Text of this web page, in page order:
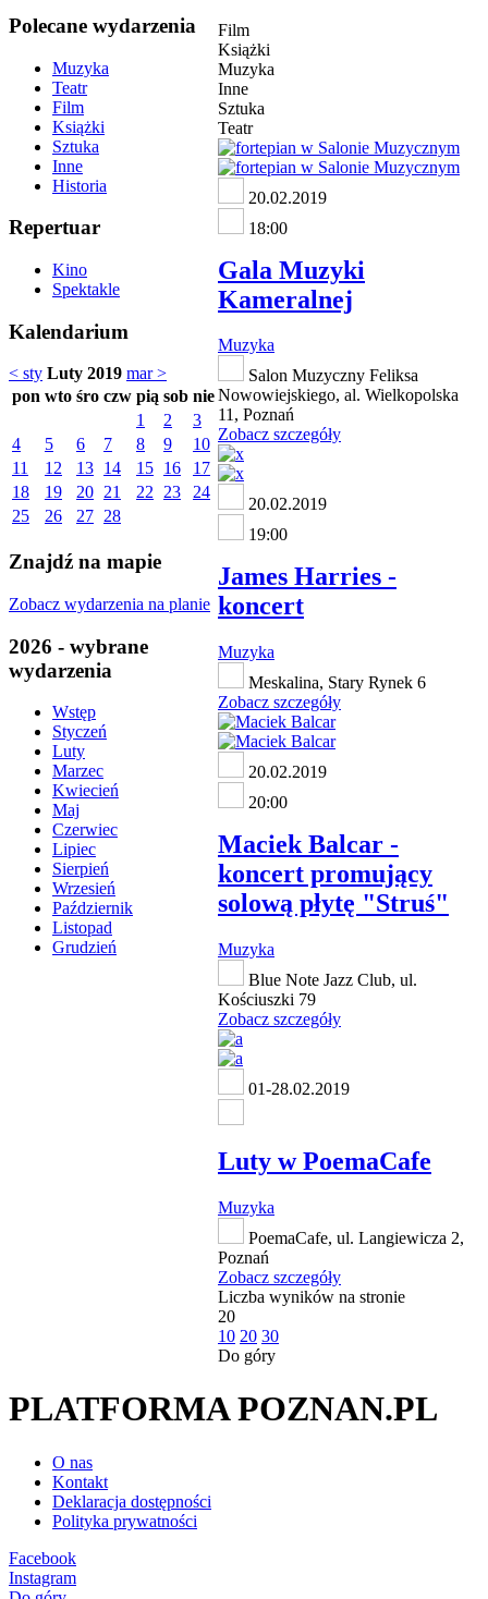
Polecane wydarzenia
Muzyka
Teatr
Film
Książki
Sztuka
Inne
Historia
Repertuar
Kino
Spektakle
Kalendarium
< sty Luty 2019 mar >
pon wto śro czw pią sob nie
1
2
3
4
5 6 7 8 9
10
11
12 13 14 15 16
17
18
19 20 21 22 23
24
25
26 27 28
Znajdź na mapie
Zobacz wydarzenia na planie
2026 - wybrane
wydarzenia
Wstęp
Styczeń
Luty
Marzec
Kwiecień
Maj
Czerwiec
Lipiec
Sierpień
Wrzesień
Październik
Listopad
Grudzień
Film
Książki
Muzyka
Inne
Sztuka
Teatr
20.02.2019
18:00
Gala Muzyki
Kameralnej
Muzyka
Salon Muzyczny Feliksa
Nowowiejskiego, al. Wielkopolska
11, Poznań
Zobacz szczegóły
20.02.2019
19:00
James Harries -
koncert
Muzyka
Meskalina, Stary Rynek 6
Zobacz szczegóły
20.02.2019
20:00
Maciek Balcar -
koncert promujący
solową płytę "Struś"
Muzyka
Blue Note Jazz Club, ul.
Kościuszki 79
Zobacz szczegóły
01-28.02.2019
Luty w PoemaCafe
Muzyka
PoemaCafe, ul. Langiewicza 2,
Poznań
Zobacz szczegóły
Liczba wyników na stronie
20
10 20 30
Do góry
PLATFORMA POZNAN.PL
O nas
Kontakt
Deklaracja dostępności
Polityka prywatności
Facebook
Instagram